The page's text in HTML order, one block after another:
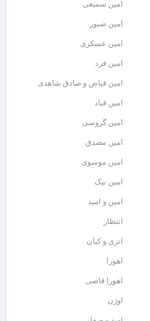
امین سمیعی
امین صبور
امین عسکری
امین فرد
امین فیاض و صادق شاهدی
امین قباد
امین گروسی
امین مصدق
امین موسوی
امین نیک
امین و امید
انتظار
انزی و کیان
اهورا
اهورا قاضی
اوژن